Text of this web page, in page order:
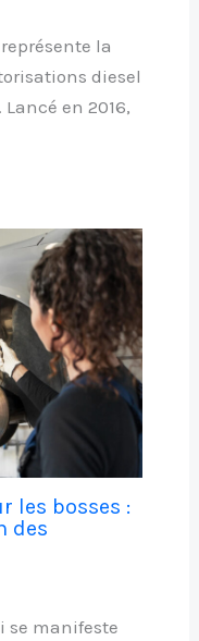
la
diesel
en 2016,
les bosses :
des
se manifeste